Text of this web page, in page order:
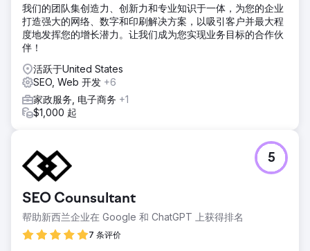
我们的团队集创造力、创新力和专业知识于一体，为您的企业
打造强大的网络、数字和印刷解决方案，以吸引客户并最大程
度地发挥您的增长潜力。让我们成为您实现业务目标的合作伙
伴！
活跃于United States
SEO, Web 开发 +6
家政服务, 电子商务 +1
$1,000 起
SEO Counsultant
帮助新西兰企业在 Google 和 ChatGPT 上获得排名
7 条评价
5